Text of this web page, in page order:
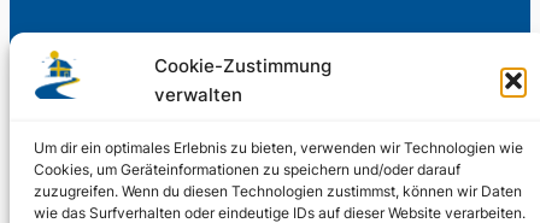
Cookie-Zustimmung
verwalten
Um dir ein optimales Erlebnis zu bieten, verwenden wir Technologien wie
Cookies, um Geräteinformationen zu speichern und/oder darauf
zuzugreifen. Wenn du diesen Technologien zustimmst, können wir Daten
wie das Surfverhalten oder eindeutige IDs auf dieser Website verarbeiten.
Freiwillige Spenden für die Aufrechterhaltung
Support us